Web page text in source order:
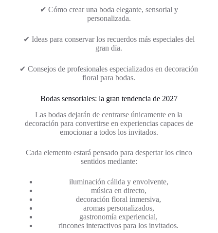
✔ Cómo crear una boda elegante, sensorial y
personalizada.
✔ Ideas para conservar los recuerdos más especiales del
gran día.
✔ Consejos de profesionales especializados en decoración
floral para bodas.
Bodas sensoriales: la gran tendencia de 2027
Las bodas dejarán de centrarse únicamente en la
decoración para convertirse en experiencias capaces de
emocionar a todos los invitados.
Cada elemento estará pensado para despertar los cinco
sentidos mediante:
iluminación cálida y envolvente,
música en directo,
decoración floral inmersiva,
aromas personalizados,
gastronomía experiencial,
rincones interactivos para los invitados.